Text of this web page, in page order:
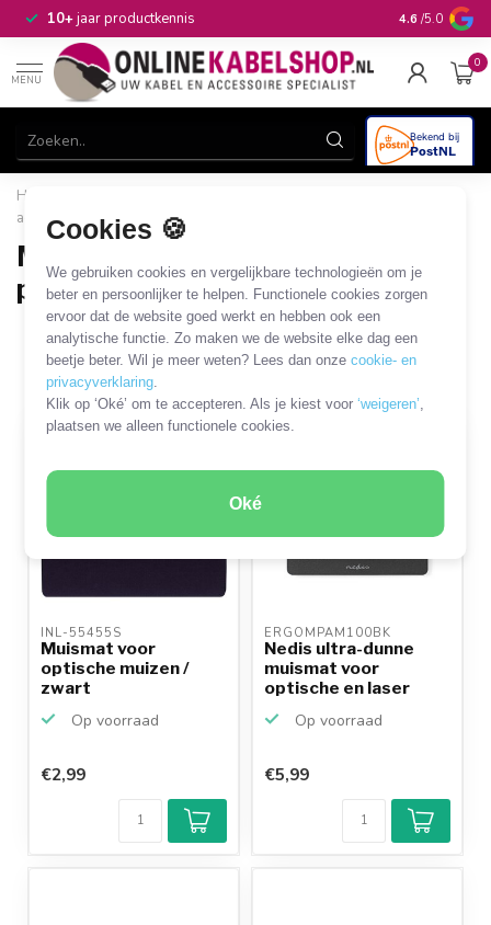
Cookies 🍪
We gebruiken cookies en vergelijkbare technologieën om je
beter en persoonlijker te helpen. Functionele cookies zorgen
ervoor dat de website goed werkt en hebben ook een
analytische functie. Zo maken we de website elke dag een
beetje beter. Wil je meer weten? Lees dan onzecookie- en
privacyverklaring.
Klik op ‘Oké’ om te accepteren. Als je kiest voor‘weigeren’,
plaatsen we alleen functionele cookies.
Oké
10+jaar productkennis 4.6 /5.0
MENU
0
Home
accessoires
Bediening
Muismat, arm- en
polsondersteuner
37 PRODUCTEN
Filters
INL-55455S
Muismat voor
optische muizen /
zwart
Op voorraad
€2,99
ERGOMPAM100BK
Nedis ultra-dunne
muismat voor
optische en laser
Op voorraad
€5,99